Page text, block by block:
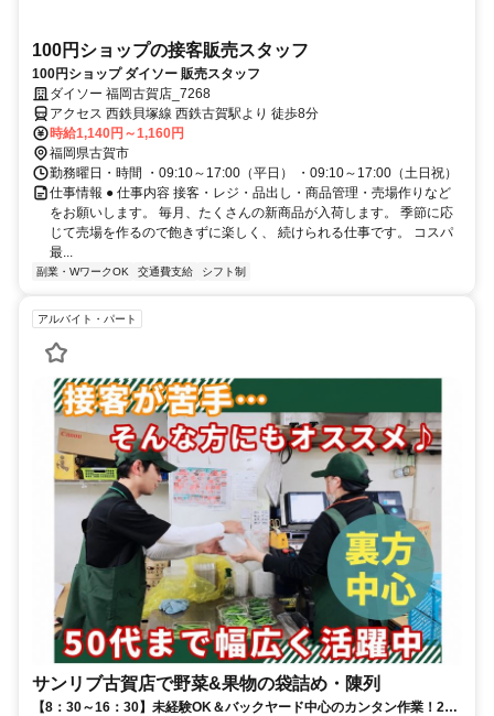
100円ショップの接客販売スタッフ
100円ショップ ダイソー 販売スタッフ
ダイソー 福岡古賀店_7268
アクセス 西鉄貝塚線 西鉄古賀駅より 徒歩8分
時給1,140円～1,160円
福岡県古賀市
勤務曜日・時間 ・09:10～17:00（平日） ・09:10～17:00（土日祝）
仕事情報 ● 仕事内容 接客・レジ・品出し・商品管理・売場作りなど
をお願いします。 毎月、たくさんの新商品が入荷します。 季節に応
じて売場を作るので飽きずに楽しく、 続けられる仕事です。 コスパ
最...
副業・WワークOK 交通費支給 シフト制
アルバイト・パート
サンリブ古賀店で野菜&果物の袋詰め・陳列
【8：30～16：30】未経験OK＆バックヤード中心のカンタン作業！20